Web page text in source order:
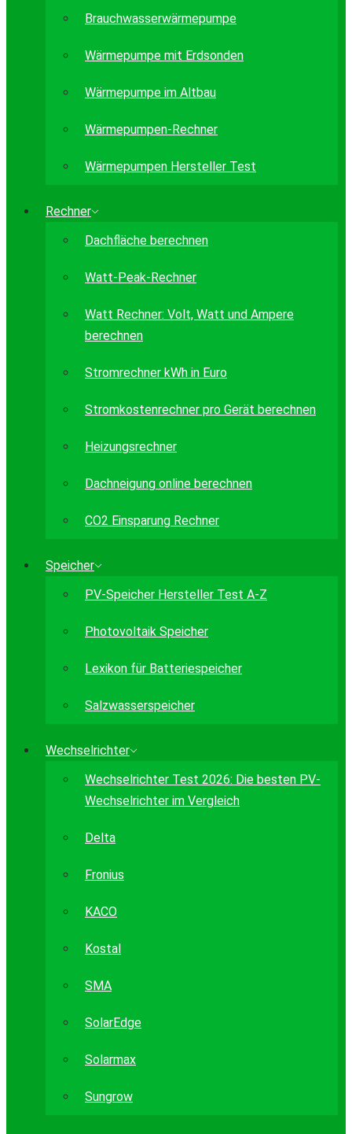
Brauchwasserwärmepumpe
Wärmepumpe mit Erdsonden
Wärmepumpe im Altbau
Wärmepumpen-Rechner
Wärmepumpen Hersteller Test
Rechner
Dachfläche berechnen
Watt-Peak-Rechner
Watt Rechner: Volt, Watt und Ampere
berechnen
Stromrechner kWh in Euro
Stromkostenrechner pro Gerät berechnen
Heizungsrechner
Dachneigung online berechnen
CO2 Einsparung Rechner
Speicher
PV-Speicher Hersteller Test A-Z
Photovoltaik Speicher
Lexikon für Batteriespeicher
Salzwasserspeicher
Wechselrichter
Wechselrichter Test 2026: Die besten PV-
Wechselrichter im Vergleich
Delta
Fronius
KACO
Kostal
SMA
SolarEdge
Solarmax
Sungrow